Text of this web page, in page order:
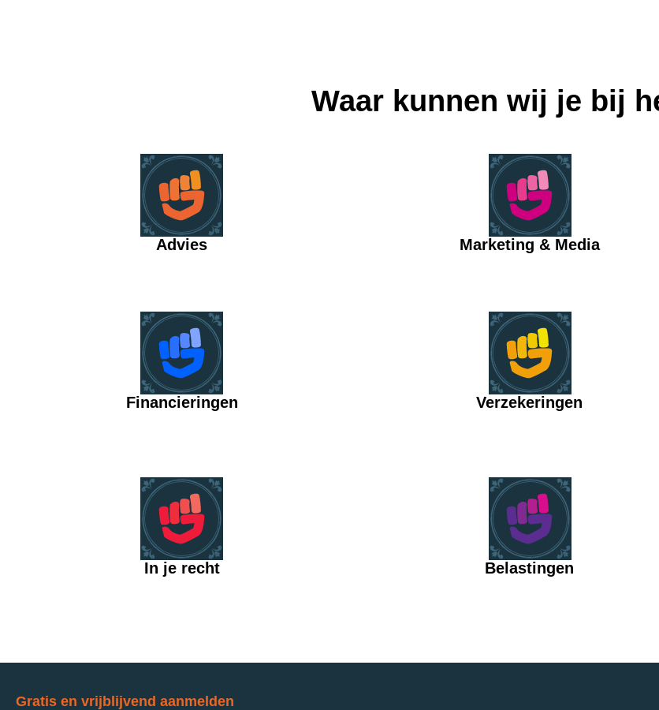
Waar kunnen wij je bij
Advies Marketing & Media
Financieringen Verzekeringen
In je recht Belastingen
Gratis en vrijblijvend aanmelden